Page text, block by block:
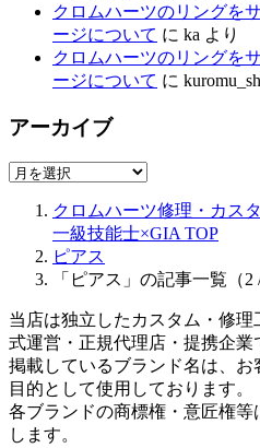
クロムハーツのリングを
ージについて に ka より
クロムハーツのリングを
ージについて に
アーカイブ
ア
クロムハーツ修理・カス
一級技能士×GIA TOP
ピアス
「ピアス」の記事一覧（2
当店は独立したカスタム・修
式運営・正規代理店・提携企業
掲載しているブランド名は、
目的として使用しております。
各ブランドの商標権・意匠権
します。